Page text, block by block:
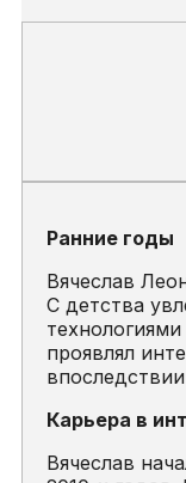
Ранние годы
Вячеслав
С детства
проявлял
Карьера в
Вячеслав